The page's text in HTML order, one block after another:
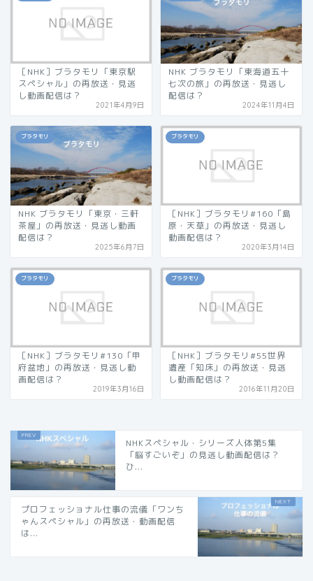
［NHK］ブラタモリ「東京駅
スペシャル」の再放送・見逃
し動画配信は？
2021年4月9日
NHK ブラタモリ「東海道五十
七次の旅」の再放送・見逃し
配信は？
2024年11月4日
ブラタモリ
NHK ブラタモリ「東京・三軒
茶屋」の再放送・見逃し動画
配信は？
2025年6月7日
ブラタモリ
［NHK］ブラタモリ#160「島
原・天草」の再放送・見逃し
動画配信は？
2020年3月14日
ブラタモリ
［NHK］ブラタモリ#130「甲
府盆地」の再放送・見逃し動
画配信は？
2019年3月16日
ブラタモリ
［NHK］ブラタモリ#55世界
遺産「知床」の再放送・見逃
し動画配信は？
2016年11月20日
NHKスペシャル・シリーズ人体第5集
「脳すごいぞ」の見逃し動画配信は？
ひ...
プロフェッショナル仕事の流儀「ワンち
ゃんスペシャル」の再放送・動画配信
は...